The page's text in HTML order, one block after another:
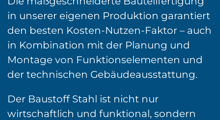
in unserer eigenen Produktion garantiert
den besten Kosten-Nutzen-Faktor – auch
in Kombination mit der Planung und
Montage von Funktionselementen und
der technischen Gebäudeausstattung.
Der Baustoff Stahl ist nicht nur
wirtschaftlich und funktional, sondern